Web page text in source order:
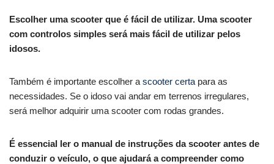
Escolher uma scooter que é fácil de utilizar. Uma scooter
com controlos simples será mais fácil de utilizar pelos
idosos.
Também é importante escolher a scooter certa para as
necessidades. Se o idoso vai andar em terrenos irregulares,
será melhor adquirir uma scooter com rodas grandes.
É essencial ler o manual de instruções da scooter antes de
conduzir o veículo, o que ajudará a compreender como